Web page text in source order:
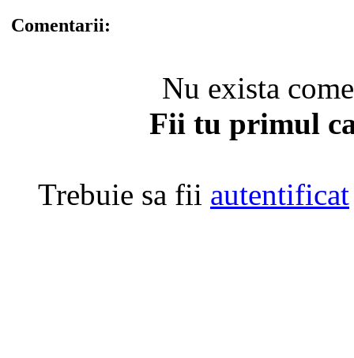
Comentarii:
Nu exista
Fii tu primul
Trebuie sa fii autentificat